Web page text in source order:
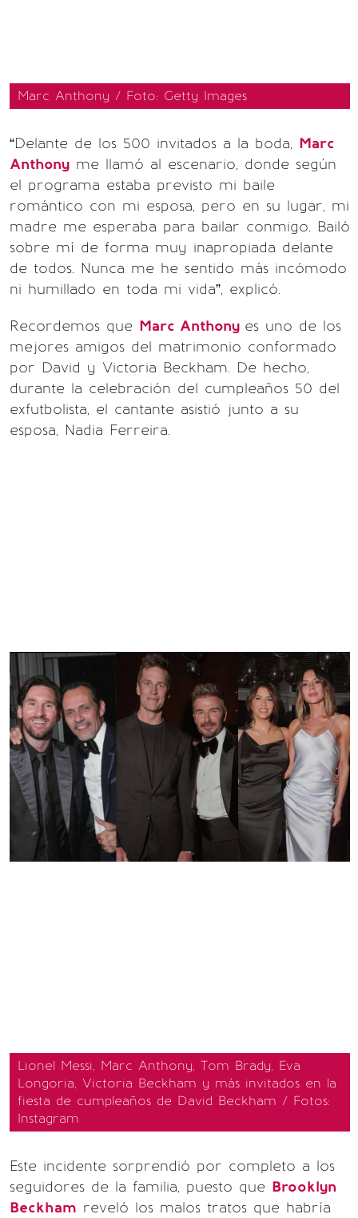
Marc Anthony / Foto: Getty Images
“Delante de los 500 invitados a la boda, Marc
Anthony me llamó al escenario, donde según
el programa estaba previsto mi baile
romántico con mi esposa, pero en su lugar, mi
madre me esperaba para bailar conmigo. Bailó
sobre mí de forma muy inapropiada delante
de todos. Nunca me he sentido más incómodo
ni humillado en toda mi vida”, explicó.
Recordemos que Marc Anthony es uno de los
mejores amigos del matrimonio conformado
por David y Victoria Beckham. De hecho,
durante la celebración del cumpleaños 50 del
exfutbolista, el cantante asistió junto a su
esposa, Nadia Ferreira.
Lionel Messi, Marc Anthony, Tom Brady, Eva
Longoria, Victoria Beckham y más invitados en la
fiesta de cumpleaños de David Beckham / Fotos:
Instagram
Este incidente sorprendió por completo a los
seguidores de la familia, puesto que Brooklyn
Beckham reveló los malos tratos que habría